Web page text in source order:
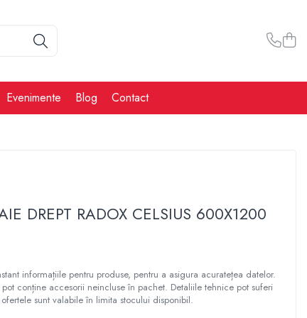
Evenimente Blog Contact
DREPT RADOX CELSIUS 600X1200
informațiile pentru produse, pentru a asigura acuratețea datelor.
conține accesorii neincluse în pachet. Detaliile tehnice pot suferi
sunt valabile în limita stocului disponibil.